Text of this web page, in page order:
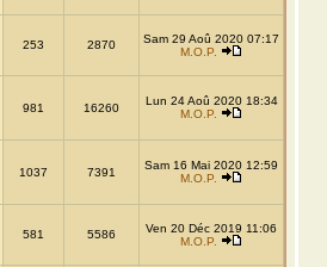
253 2870
Sam 29 Aoû 2020 07:17
M.O.P.
981 16260
Lun 24 Aoû 2020 18:34
M.O.P.
1037 7391
Sam 16 Mai 2020 12:59
M.O.P.
581 5586
Ven 20 Déc 2019 11:06
M.O.P.